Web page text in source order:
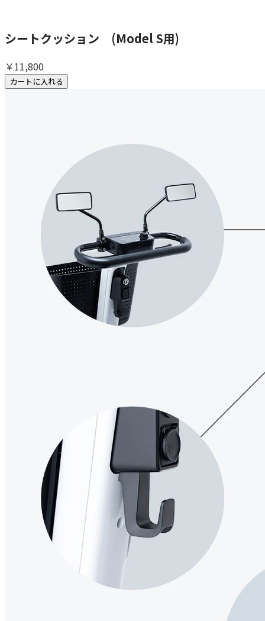
シートクッション (Model S用)
￥11,800
カートに入れる